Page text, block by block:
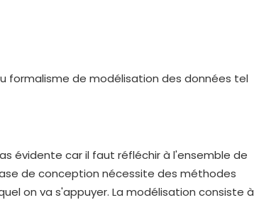
formalisme de modélisation des données tel
évidente car il faut réfléchir à l'ensemble de
de conception nécessite des méthodes
on va s'appuyer. La modélisation consiste à